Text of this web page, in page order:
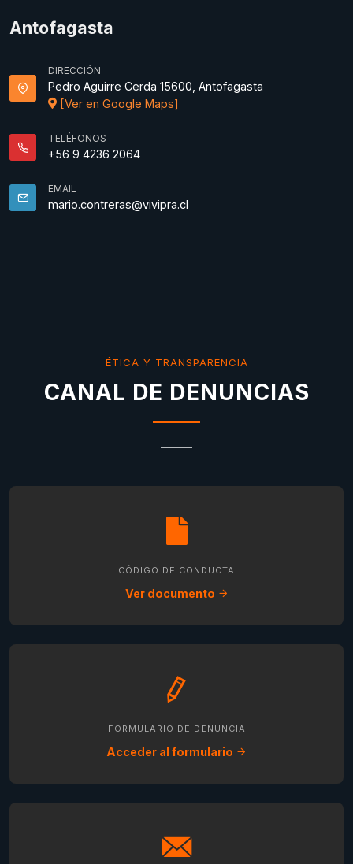
Antofagasta
DIRECCIÓN
Pedro Aguirre Cerda 15600, Antofagasta
[Ver en Google Maps]
TELÉFONOS
+56 9 4236 2064
EMAIL
mario.contreras@vivipra.cl
ÉTICA Y TRANSPARENCIA
CANAL DE DENUNCIAS
CÓDIGO DE CONDUCTA
Ver documento
FORMULARIO DE DENUNCIA
Acceder al formulario